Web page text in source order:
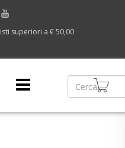
superiori a € 50,00